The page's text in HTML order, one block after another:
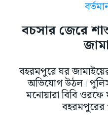
বচসার জেরে
বহরমপুরে ঘর
অভিযোগ উঠল।
মনোয়ারা বিবি ওরফে
বহরমপুরের